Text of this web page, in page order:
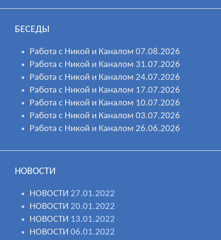
БЕСЕДЫ
Работа с Никой и Каналом 07.08.2026
Работа с Никой и Каналом 31.07.2026
Работа с Никой и Каналом 24.07.2026
Работа с Никой и Каналом 17.07.2026
Работа с Никой и Каналом 10.07.2026
Работа с Никой и Каналом 03.07.2026
Работа с Никой и Каналом 26.06.2026
НОВОСТИ
НОВОСТИ 27.01.2022
НОВОСТИ 20.01.2022
НОВОСТИ 13.01.2022
НОВОСТИ 06.01.2022